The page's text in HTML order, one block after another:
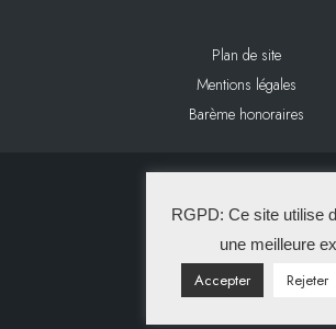
Plan de site
Mentions légales
Barème honoraires
La Solution Immo
RGPD: Ce site utilise
une meilleure
Accepter Rejeter